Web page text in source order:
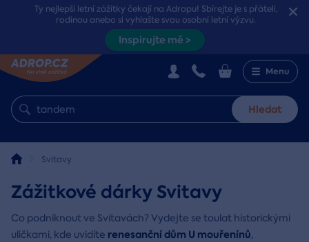
Ty nejlepší letní zážitky čekají na Adropu! Sbírejte je s přáteli,
rodinou anebo si vyhlašte svou osobní letní výzvu.
Inspirujte mě >
Menu
Hledat
Svitavy
Zážitkové dárky Svitavy
Co podniknout ve Svitavách? Vydejte se toulat historickými
uličkami, kde uvidíte renesanční dům U mouřenínů,